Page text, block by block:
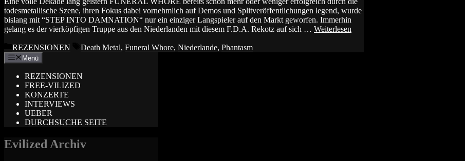
todesmetallische Szene, ihren Fokus dabei vornehmlich auf Demos und Splitveröffentlichungen legend, wurde
bislang mit “STEP INTO DAMNATION“ nur ein einziger Langspieler auf den Markt geworfen. Immerhin
gelang es der vierköpfigen Truppe aus den Niederlanden mit diesem F.D.A. Rekotz auf sich … Weiterlesen
Kategorien
REZENSIONEN Schlagwörter
Death Metal, Funeral Whore, Niederlande, Phantasm
Menü
REZENSIONEN
FREE-VILIZED
KONZERTE
INTERVIEWS
UEBER
DURCHSUCHE SEITE
Evilized Archiv